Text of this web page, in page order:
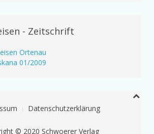
- Zeitschrift
Ortenau
01/2009
Datenschutzerklärung
© 2020 Schwoerer Verlag